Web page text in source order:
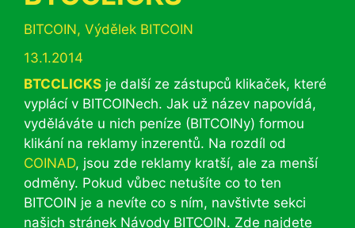
Rubriky
BITCOIN, Výdělek BITCOIN
13.1.2014
BTCCLICKS je další ze zástupců klikaček, které
vyplácí v BITCOINech. Jak už název napovídá,
vyděláváte u nich peníze (BITCOINy) formou
klikání na reklamy inzerentů. Na rozdíl od
COINAD, jsou zde reklamy kratší, ale za menší
odměny. Pokud vůbec netušíte co to ten
BITCOIN je a nevíte co s ním, navštivte sekci
našich stránek Návody BITCOIN. Zde najdete